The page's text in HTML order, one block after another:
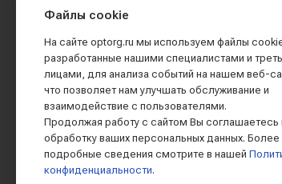
Вакансии
Реквизиты
Контакты
Файлы cookie
На сайте optorg.ru мы используем файлы
разработанные нашими специалистами и
лицами, для анализа событий на нашем веб-
что позволяет нам улучшать обслуживание и
взаимодействие с пользователями.
Продолжая работу с сайтом Вы соглашаетесь
обработку ваших персональных данных. Более
подробные сведения смотрите в нашей
конфиденциальности.